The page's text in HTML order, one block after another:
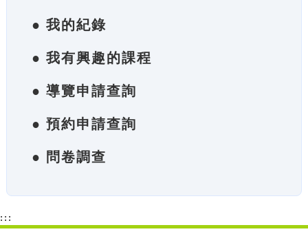
● 我的紀錄
● 我有興趣的課程
● 導覽申請查詢
● 預約申請查詢
● 問卷調查
:::